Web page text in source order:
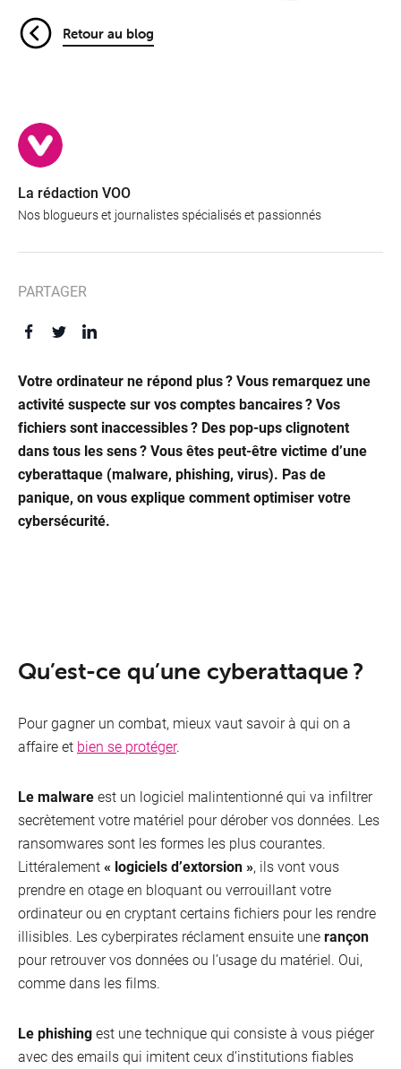
Packs
Internet
Votre ordinateur ne répond plus ? Vous remarquez une
activité suspecte sur vos comptes bancaires ? Vos
fichiers sont inaccessibles ? Des pop-ups clignotent
dans tous les sens ? Vous êtes peut-être victime d’une
cyberattaque (malware, phishing, virus). Pas de
panique, on vous explique comment optimiser votre
cybersécurité.
Qu’est-ce qu’une cyberattaque ?
Pour gagner un combat, mieux vaut savoir à qui on a
affaire et bien se protéger.
Le malwareest un logiciel malintentionné qui va infiltrer
secrètement votre matériel pour dérober vos données. Les
ransomwares sont les formes les plus courantes.
Littéralement« logiciels d’extorsion », ils vont vous
prendre en otage en bloquant ou verrouillant votre
ordinateur ou en cryptant certains fichiers pour les rendre
illisibles. Les cyberpirates réclament ensuite unerançon
pour retrouver vos données ou l’usage du matériel. Oui,
comme dans les films.
Le phishingest une technique qui consiste à vous piéger
avec des emails qui imitent ceux d’institutions fiables
Retour au blog
La rédaction VOO
Nos blogueurs et journalistes spécialisés et passionnés
PARTAGER